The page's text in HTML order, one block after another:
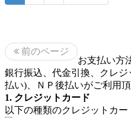
前のページ
お支払い方
銀行振込、代金引換、クレ
払い)、ＮＰ後払いがご利用頂
1. クレジットカード
以下の種類のクレジットカー